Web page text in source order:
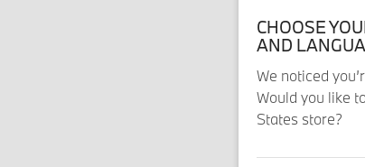
CHOOSE
AND
We noticed
Would you like
States store?